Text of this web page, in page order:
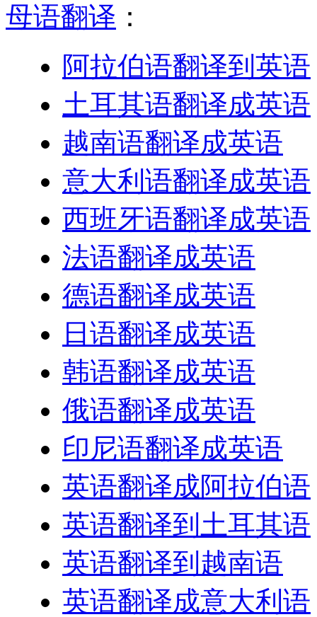
母语翻译 ：
阿拉伯语翻译到英语
土耳其语翻译成英语
越南语翻译成英语
意大利语翻译成英语
西班牙语翻译成英语
法语翻译成英语
德语翻译成英语
日语翻译成英语
韩语翻译成英语
俄语翻译成英语
印尼语翻译成英语
英语翻译成阿拉伯语
英语翻译到土耳其语
英语翻译到越南语
英语翻译成意大利语